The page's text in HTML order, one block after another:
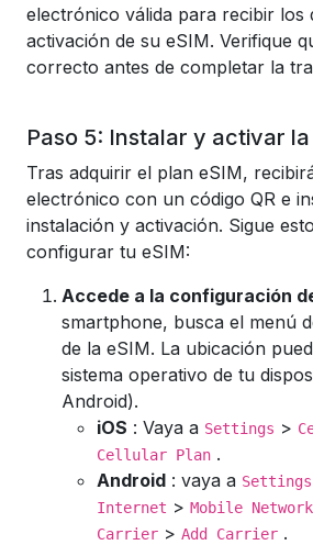
electrónico válida para recibir los
activación de su eSIM. Verifique
correcto antes de completar la
Paso 5: Instalar y activar
Tras adquirir el plan eSIM,
electrónico con un código QR e
instalación y activación. Sigue
configurar tu eSIM:
Accede a la configuración
smartphone, busca el menú
de la eSIM. La ubicación
sistema operativo de tu
Android).
iOS : Vaya a Settings >
Cellular Plan .
Android : vaya a Settings
Internet > Mobile Network
Carrier > Add Carrier .